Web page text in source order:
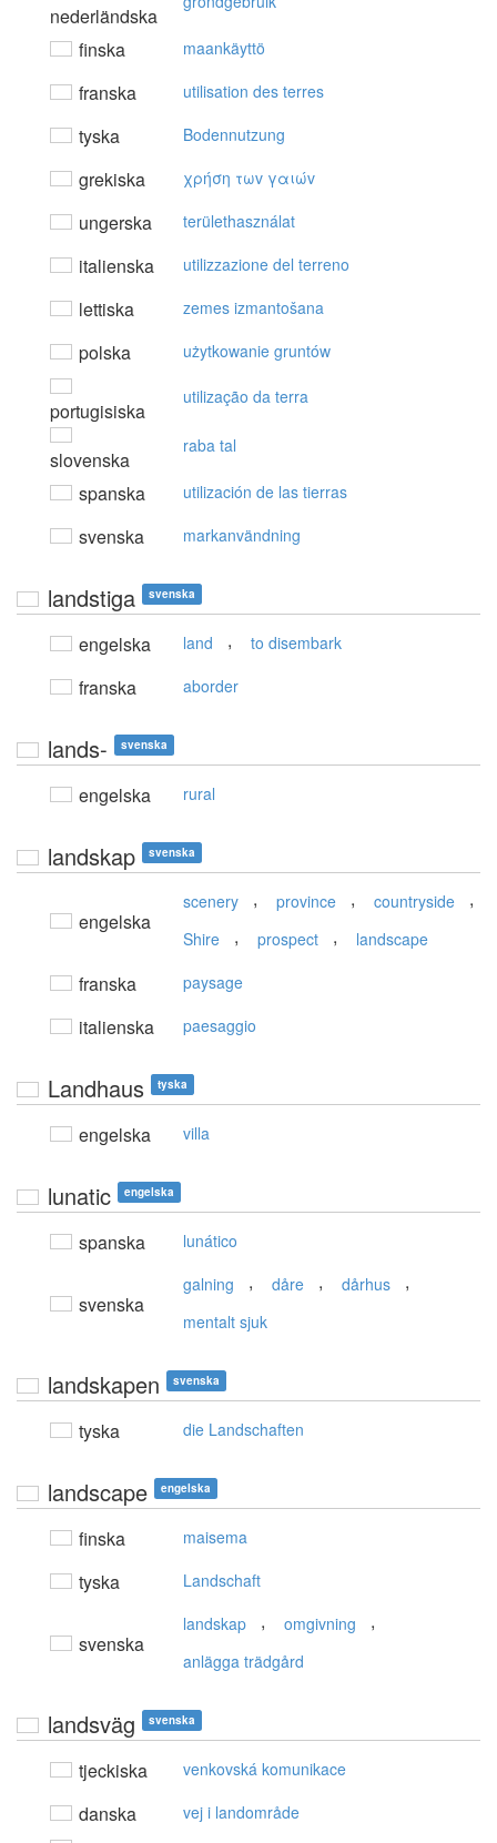
nederländska
finska maankäyttö
franska utilisation des terres
tyska Bodennutzung
grekiska χρήση τωv γαιώv
ungerska területhasználat
italienska utilizzazione del terreno
lettiska zemes izmantošana
polska użytkowanie gruntów
portugisiska
utilização da terra
slovenska
raba tal
spanska utilización de las tierras
svenska markanvändning
landstiga svenska
engelska land , to disembark
franska aborder
lands- svenska
engelska rural
landskap svenska
engelska
scenery , province , countryside ,
Shire , prospect , landscape
franska paysage
italienska paesaggio
Landhaus tyska
engelska villa
lunatic engelska
spanska lunático
svenska
galning , dåre , dårhus ,
mentalt sjuk
landskapen svenska
tyska die Landschaften
landscape engelska
finska maisema
tyska Landschaft
svenska
landskap , omgivning ,
anlägga trädgård
landsväg svenska
tjeckiska venkovská komunikace
danska vej i landområde